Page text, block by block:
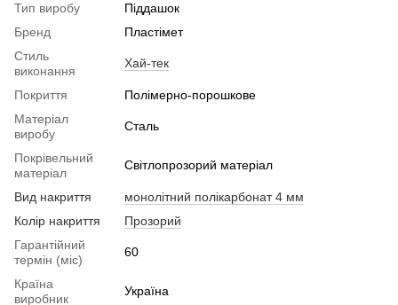
Тип виробу
Піддашок
Бренд
Пластімет
Стиль
виконання
Хай-тек
Покриття
Полімерно-порошкове
Матеріал
виробу
Сталь
Покрівельний
матеріал
Світлопрозорий матеріал
Вид накриття
монолітний полікарбонат 4 мм
Колір накриття
Прозорий
Гарантійний
термін (міс)
60
Країна
виробник
Україна